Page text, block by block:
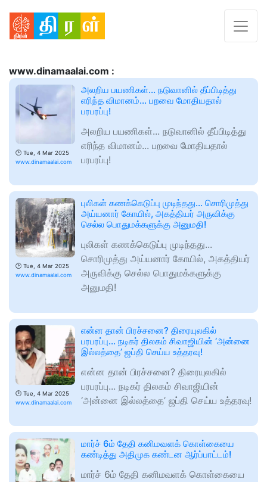
www.dinamaalai.com :
🕑 Tue, 4 Mar 2025
www.dinamaalai.com
அலறிய பயணிகள்... நடுவானில் தீப்பிடித்து
எரிந்த விமானம்... பறவை மோதியதால்
பரபரப்பு!
அலறிய பயணிகள்... நடுவானில் தீப்பிடித்து
எரிந்த விமானம்... பறவை மோதியதால்
பரபரப்பு!
🕑 Tue, 4 Mar 2025
www.dinamaalai.com
புலிகள் கணக்கெடுப்பு முடிந்தது... சொரிமுத்து
அய்யனார் கோயில், அகத்தியர் அருவிக்கு
செல்ல பொதுமக்களுக்கு அனுமதி!
புலிகள் கணக்கெடுப்பு முடிந்தது...
சொரிமுத்து அய்யனார் கோயில், அகத்தியர்
அருவிக்கு செல்ல பொதுமக்களுக்கு
அனுமதி!
🕑 Tue, 4 Mar 2025
www.dinamaalai.com
என்ன தான் பிரச்சனை? திரையுலகில்
பரபரப்பு... நடிகர் திலகம் சிவாஜியின் ‘அன்னை
இல்லத்தை’ ஜப்தி செய்ய உத்தரவு!
என்ன தான் பிரச்சனை? திரையுலகில்
பரபரப்பு... நடிகர் திலகம் சிவாஜியின்
‘அன்னை இல்லத்தை’ ஜப்தி செய்ய உத்தரவு!
மார்ச் 6ம் தேதி கனிமவளக் கொள்கையை
கண்டித்து அதிமுக கண்டன ஆர்ப்பாட்டம்!
மார்ச் 6ம் தேதி கனிமவளக் கொள்கையை